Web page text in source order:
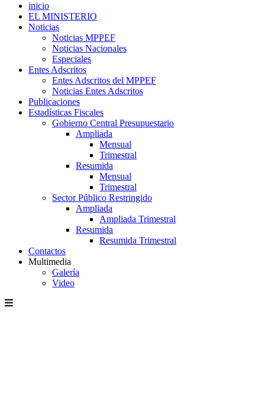
inicio
EL MINISTERIO
Noticias
Noticias MPPEF
Noticias Nacionales
Especiales
Entes Adscritos
Entes Adscritos del MPPEF
Noticias Entes Adscritos
Publicaciones
Estadísticas Fiscales
Gobierno Central Presupuestario
Ampliada
Mensual
Trimestral
Resumida
Mensual
Trimestral
Sector Público Restringido
Ampliada
Ampliada Trimestral
Resumida
Resumida Trimestral
Contactos
Multimedia
Galería
Video